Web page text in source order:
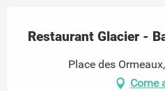
Restaurant Glacier -
Place des
Come